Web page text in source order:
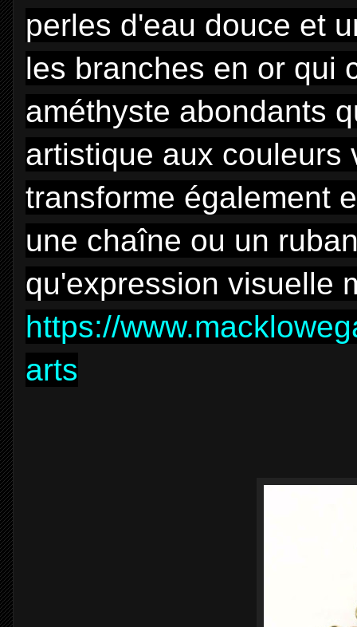
perles d'eau douce et
les branches en or qui
améthyste abondants
artistique aux couleurs
transforme également
une chaîne ou un
qu'expression visuelle
https://
arts